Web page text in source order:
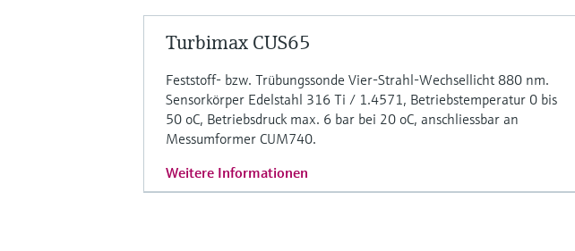
Turbimax CUS65
Feststoff- bzw. Trübungssonde Vier-Strahl-Wechsellicht 880 nm.
Sensorkörper Edelstahl 316 Ti / 1.4571, Betriebstemperatur 0 bis
50 oC, Betriebsdruck max. 6 bar bei 20 oC, anschliessbar an
Messumformer CUM740.
Weitere Informationen